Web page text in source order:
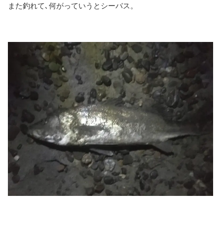
また釣れて､何がっていうとシーバス。